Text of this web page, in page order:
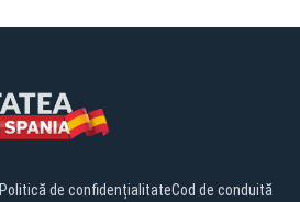
Politică de confidențialitateCod de conduită